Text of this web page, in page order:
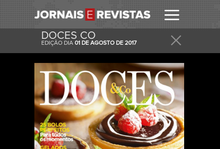
DOCES CO
EDIÇÃO DIA 01 DE AGOSTO DE 2017
RECEBER
RECEBA ESTA E OUTRAS CAPAS NO SEU EMAIL
DIARIAMENTE.